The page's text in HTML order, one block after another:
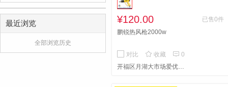
最近浏览
全部浏览历史
¥120.00
已售0件
鹏锐热风枪2000w
对比  收藏  0
开福区月湖大市场爱优月湖五金工具